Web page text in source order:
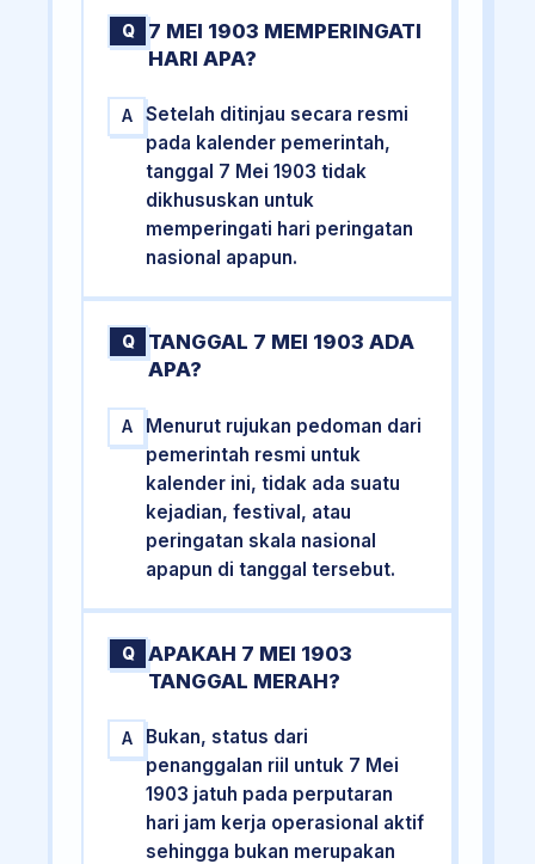
Q
7 MEI 1903 MEMPERINGATI
HARI APA?
A
Setelah ditinjau secara resmi
pada kalender pemerintah,
tanggal 7 Mei 1903 tidak
dikhususkan untuk
memperingati hari peringatan
nasional apapun.
Q
TANGGAL 7 MEI 1903 ADA
APA?
A
Menurut rujukan pedoman dari
pemerintah resmi untuk
kalender ini, tidak ada suatu
kejadian, festival, atau
peringatan skala nasional
apapun di tanggal tersebut.
Q
APAKAH 7 MEI 1903
TANGGAL MERAH?
A
Bukan, status dari
penanggalan riil untuk 7 Mei
1903 jatuh pada perputaran
hari jam kerja operasional aktif
sehingga bukan merupakan